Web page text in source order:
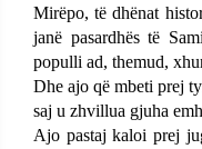
Mirëpo, të dhënat
janë pasardhës të
populli ad, themud,
Dhe ajo që mbeti prej
saj u zhvillua gjuha
Ajo pastaj kaloi prej